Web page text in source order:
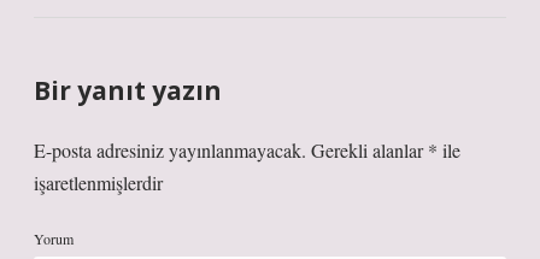
Bir yanıt yazın
E-posta adresiniz yayınlanmayacak. Gerekli alanlar* ile
işaretlenmişlerdir
Yorum